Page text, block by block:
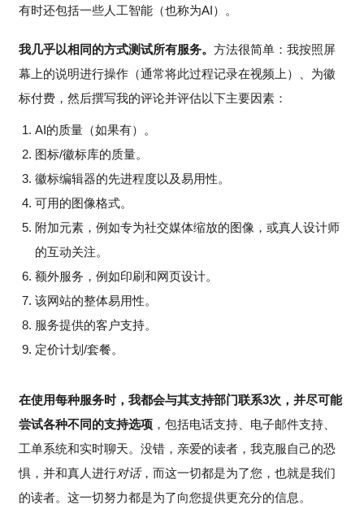
有时还包括一些人工智能（也称为AI）。
我几乎以相同的方式测试所有服务。 方法很简单：我按照屏
幕上的说明进行操作（通常将此过程记录在视频上）、为徽
标付费，然后撰写我的评论并评估以下主要因素：
AI的质量（如果有）。
图标/徽标库的质量。
徽标编辑器的先进程度以及易用性。
可用的图像格式。
附加元素，例如专为社交媒体缩放的图像，或真人设计师
的互动关注。
额外服务，例如印刷和网页设计。
该网站的整体易用性。
服务提供的客户支持。
定价计划/套餐。
在使用每种服务时，我都会与其支持部门联系3次，并尽可能
尝试各种不同的支持选项 ，包括电话支持、电子邮件支持、
工单系统和实时聊天。没错，亲爱的读者，我克服自己的恐
惧，并和真人进行对话，而这一切都是为了您，也就是我们
的读者。这一切努力都是为了向您提供更充分的信息。